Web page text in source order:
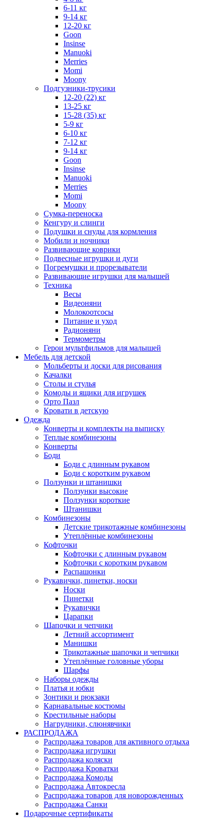
6-11 кг
9-14 кг
12-20 кг
Goon
Insinse
Manuoki
Merries
Momi
Moony
Подгузники-трусики
12-20 (22) кг
13-25 кг
15-28 (35) кг
5-9 кг
6-10 кг
7-12 кг
9-14 кг
Goon
Insinse
Manuoki
Merries
Momi
Moony
Сумка-переноска
Кенгуру и слинги
Подушки и снуды для кормления
Мобили и ночники
Развивающие коврики
Подвесные игрушки и дуги
Погремушки и прорезыватели
Развивающие игрушки для малышей
Техника
Весы
Видеоняни
Молокоотсосы
Питание и уход
Радионяни
Термометры
Герои мультфильмов для малышей
Мебель для детской
Мольберты и доски для рисования
Качалки
Столы и стулья
Комоды и ящики для игрушек
Орто Пазл
Кровати в детскую
Одежда
Конверты и комплекты на выписку
Теплые комбинезоны
Конверты
Боди
Боди с длинным рукавом
Боди с коротким рукавом
Ползунки и штанишки
Ползунки высокие
Ползунки короткие
Штанишки
Комбинезоны
Детские трикотажные комбинезоны
Утеплённые комбинезоны
Кофточки
Кофточки с длинным рукавом
Кофточки с коротким рукавом
Распашонки
Рукавички, пинетки, носки
Носки
Пинетки
Рукавички
Царапки
Шапочки и чепчики
Летний ассортимент
Манишки
Трикотажные шапочки и чепчики
Утеплённые головные уборы
Шарфы
Наборы одежды
Платья и юбки
Зонтики и рюкзаки
Карнавальные костюмы
Крестильные наборы
Нагрудники, слюнявчики
РАСПРОДАЖА
Распродажа товаров для активного отдыха
Распродажа игрушки
Распродажа коляски
Распродажа Кроватки
Распродажа Комоды
Распродажа Автокресла
Распродажа товаров для новорожденных
Распродажа Санки
Подарочные сертификаты